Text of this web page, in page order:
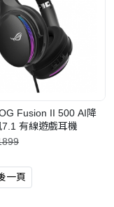
Fusion II 500 AI降
有線遊戲耳機
一頁